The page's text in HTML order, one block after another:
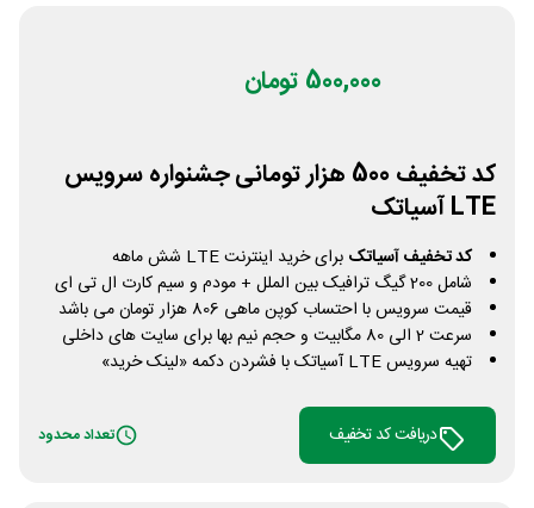
500,000 تومان
کد تخفیف 500 هزار تومانی جشنواره سرویس
LTE آسیاتک
کد تخفیف آسیاتک برای خرید اینترنت LTE شش ماهه
شامل 200 گیگ ترافیک بین الملل + مودم و سیم کارت ال تی ای
قیمت سرویس با احتساب کوپن ماهی 806 هزار تومان می باشد
سرعت 2 الی 80 مگابیت و حجم نیم بها برای سایت های داخلی
تهیه سرویس LTE آسیاتک با فشردن دکمه «لینک خرید»
دریافت کد تخفیف تعداد محدود